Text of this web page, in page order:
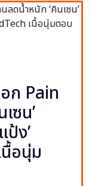
ก Pain
ซน’
ป้ง’
อนุ่ม